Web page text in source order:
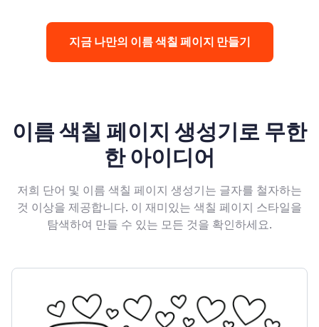
지금 나만의 이름 색칠 페이지 만들기
이름 색칠 페이지 생성기로 무한
한 아이디어
저희 단어 및 이름 색칠 페이지 생성기는 글자를 철자하는
것 이상을 제공합니다. 이 재미있는 색칠 페이지 스타일을
탐색하여 만들 수 있는 모든 것을 확인하세요.